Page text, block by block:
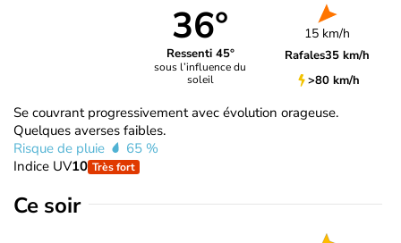
36°
Ressenti 45°
sous l’influence du
soleil
15 km/h
Rafales35 km/h
>80 km/h
Se couvrant progressivement avec évolution orageuse.
Quelques averses faibles.
Risque de pluie
65 %
Indice UV10 Très fort
Ce soir